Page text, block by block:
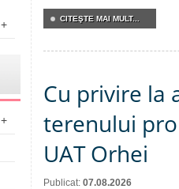
+
+
CITEŞTE MAI MULT...
Cu privire la
terenului
UAT Orhei
Publicat: 07.08.2026